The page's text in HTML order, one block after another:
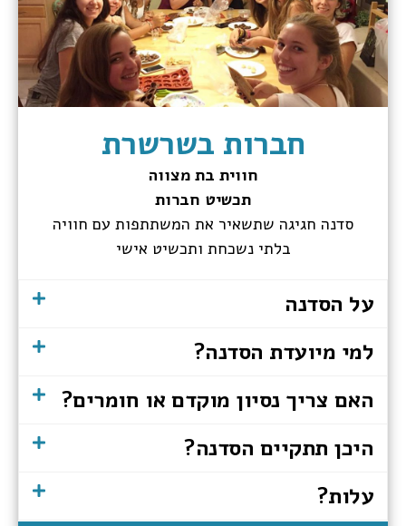
חברות בשרשרת
חווית בת מצווה
תכשיט חברות
סדנה חגיגה שתשאיר את המשתתפות עם חוויה
בלתי נשכחת ותכשיט אישי
על הסדנה
למי מיועדת הסדנה?
האם צריך נסיון מוקדם או חומרים?
היכן תתקיים הסדנה?
עלות?